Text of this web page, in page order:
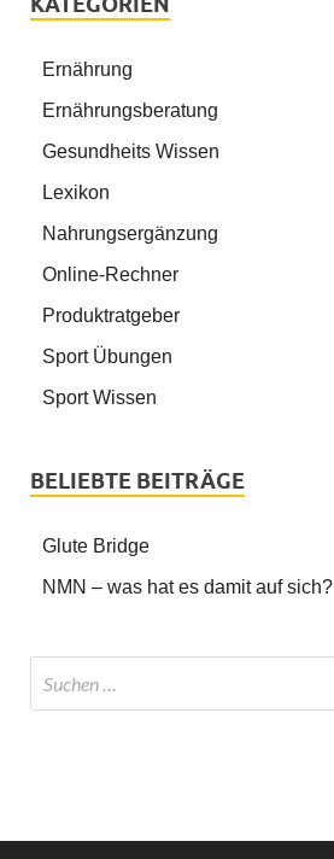
Ernährung
Ernährungsberatung
Gesundheits Wissen
Lexikon
Nahrungsergänzung
Online-Rechner
Produktratgeber
Sport Übungen
Sport Wissen
BELIEBTE BEITRÄGE
Glute Bridge
NMN – was hat es damit auf sich?